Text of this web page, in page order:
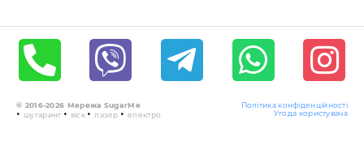
© 2016-2026 Мережа SugarMe
• шугаринг • віск •лазер •електро
Політика конфіденційності
Угода користувача